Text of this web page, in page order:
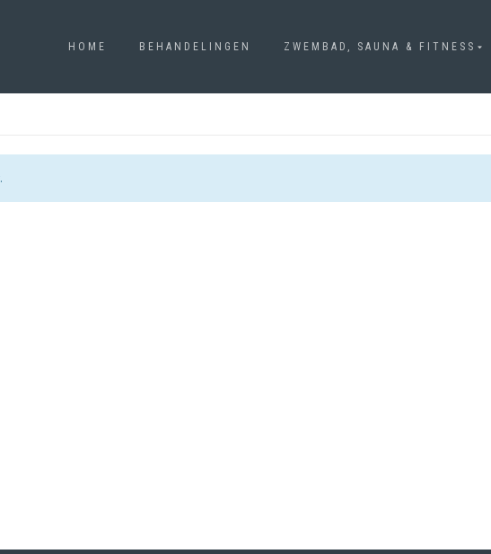
HOME BEHANDELINGEN ZWEMBAD, SAUNA & FITNESS
RESERVERING